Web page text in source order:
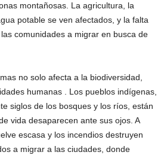
montañosas. La agricultura, la
potable se ven afectados, y la falta
comunidades a migrar en busca de
no solo afecta a la biodiversidad,
humanas . Los pueblos indígenas,
siglos de los bosques y los ríos, están
vida desaparecen ante sus ojos. A
escasa y los incendios destruyen
a migrar a las ciudades, donde